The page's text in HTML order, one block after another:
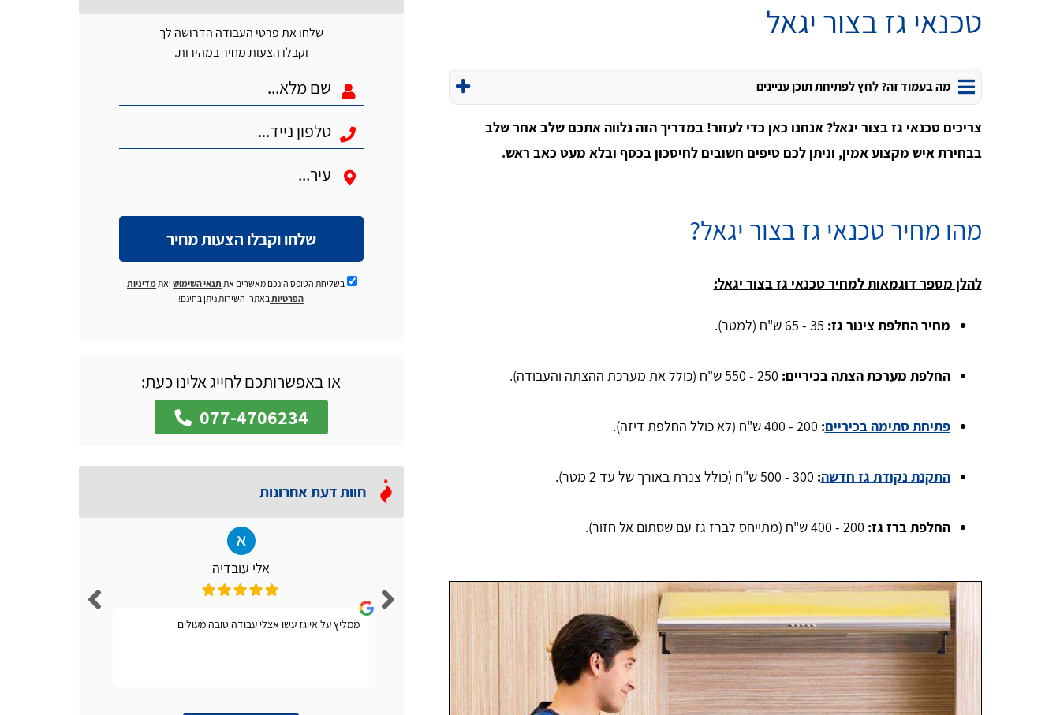
טכנאי גז בצור יגאל
מה בעמוד זה? לחץ לפתיחת תוכן עניינים
צריכים טכנאי גז בצור יגאל? אנחנו כאן כדי לעזור! במדריך הזה נלווה אתכם שלב אחר שלב
בבחירת איש מקצוע אמין, וניתן לכם טיפים חשובים לחיסכון בכסף ובלא מעט כאב ראש.
מהו מחיר טכנאי גז בצור יגאל?
להלן מספר דוגמאות למחיר טכנאי גז בצור יגאל:
מחיר החלפת צינור גז: 35 - 65 ש"ח (למטר).
החלפת מערכת הצתה בכיריים: 250 - 550 ש"ח (כולל את מערכת ההצתה והעבודה).
פתיחת סתימה בכיריים: 200 - 400 ש"ח (לא כולל החלפת דיזה).
התקנת נקודת גז חדשה: 300 - 500 ש"ח (כולל צנרת באורך של עד 2 מטר).
החלפת ברז גז: 200 - 400 ש"ח (מתייחס לברז גז עם שסתום אל חזור).
שלחו את פרטי העבודה הדרושה לך
וקבלו הצעות מחיר במהירות.
שלחו וקבלו הצעות מחיר
בשליחת הטופס הינכם מאשרים את תנאי השימושואתמדיניות
הפרטיותבאתר. השירות ניתן בחינם!
או באפשרותכם לחייג אלינו כעת:
077-4706234
חוות דעת אחרונות
אלי עובדיה
ממליץ על אייגז עשו אצלי עבודה טובה מעולים
הייתה לי להבה נמוכה וחזר אליי טכנאי גז מהאתר הזה. הוא
אמר לי שלא בהכרח אני צריך טכנאי ויכול להיות שחברת
הגז תפתור לי את הבעיה. היה ממש הוגן.
נכון לכתיבת הבקשה האתר עומד בכל הדרישות נמתין
לביצוע ואז אהיה מוכן לתת חוות דעת סופית